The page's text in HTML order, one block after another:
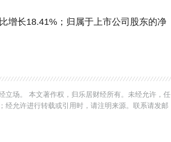
增长18.41%；归属于上市公司股东的净
立场。 本文著作权，归乐居财经所有。未经允许，任
经允许进行转载或引用时，请注明来源。联系请发邮